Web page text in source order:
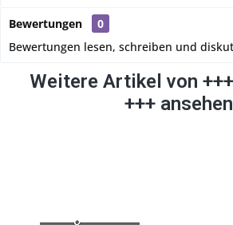
Bewertungen
0
Bewertungen lesen, schreiben und
Weitere Artikel von
+++ ansehen